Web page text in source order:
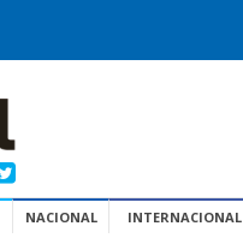
NACIONAL INTERNACIONAL